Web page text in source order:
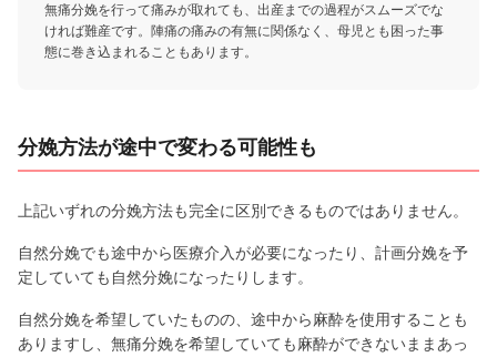
無痛分娩を行って痛みが取れても、出産までの過程がスムーズでな
ければ難産です。陣痛の痛みの有無に関係なく、母児とも困った事
態に巻き込まれることもあります。
分娩方法が途中で変わる可能性も
上記いずれの分娩方法も完全に区別できるものではありません。
自然分娩でも途中から医療介入が必要になったり、計画分娩を予
定していても自然分娩になったりします。
自然分娩を希望していたものの、途中から麻酔を使用することも
ありますし、無痛分娩を希望していても麻酔ができないままあっ